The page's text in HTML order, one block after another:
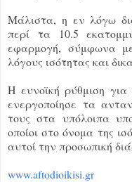
Μάλιστα, η εν λόγω
περί τα 10.5
εφαρμογή, σύμφωνα
λόγους ισότητας και
Η ευνοϊκή ρύθμιση για
ενεργοποίησε τα
τους στα υπόλοιπα
οποίοι στο όνομα της
αυτοί την προσωπική
www.aftodioikisi.gr